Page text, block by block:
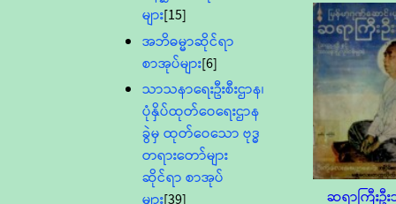
များ[15]
အဘိဓမ္မာဆိုင်ရာ
စာအုပ်များ[6]
သာသနာရေးဦးစီးဌာန၊
ပုံနှိပ်ထုတ်ဝေရေးဌာန
ခွဲမှ ထုတ်ဝေသော ဗုဒ္ဓ
တရားတော်များ
ဆိုင်ရာ စာအုပ်
ဆရာကြီးဦ